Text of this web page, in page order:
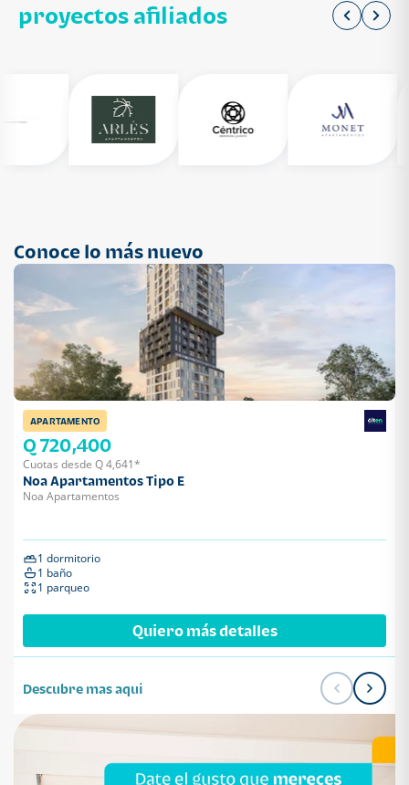
proyectos afiliados
Conoce lo más nuevo
APARTAMENTO
Q 720,400
Cuotas desde Q 4,641*
Noa Apartamentos Tipo E
Noa Apartamentos
1 dormitorio
1 baño
1 parqueo
Quiero más detalles
Descubre mas aqui